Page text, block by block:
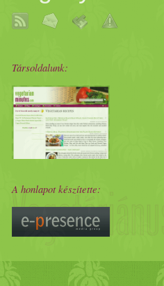
Társoldalunk:
A honlapot készítette: